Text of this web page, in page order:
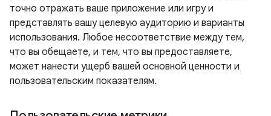
точно отражать ваше приложение или игру и
представлять вашу целевую аудиторию и варианты
использования. Любое несоответствие между тем,
что вы обещаете, и тем, что вы предоставляете,
может нанести ущерб вашей основной ценности и
пользовательским показателям.